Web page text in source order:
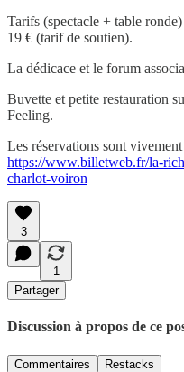
Tarifs (spectacle + table
19 € (tarif de soutien).
La dédicace et le forum
Buvette et petite restauration
Feeling.
Les réservations sont
https://www.billetweb.fr/la-
charlot-voiron
3
1
Partager
Discussion à propos de ce
Commentaires Restacks